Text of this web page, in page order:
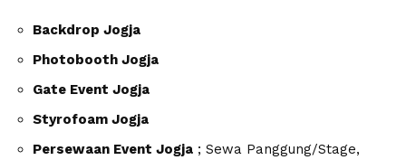
Backdrop Jogja
Photobooth Jogja
Gate Event Jogja
Styrofoam Jogja
Persewaan Event Jogja ; Sewa Panggung/Stage,